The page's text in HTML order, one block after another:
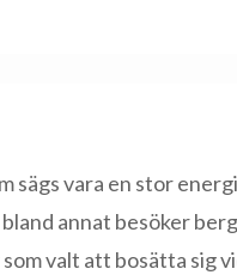
sägs vara en stor
annat besöker
valt att bosätta sig